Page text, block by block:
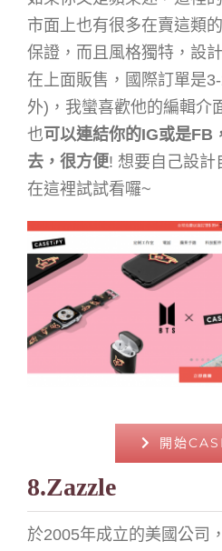
市面上也有很多在賣這類
保證，而且風格獨特，設
在上面販售，國際訂單是
外)，我蠻喜歡他的編輯介
也 可以連結你的IG或是FB
去，很方便! 想要自己設計
在這裡試試看囉~
開始
8.Zazzle
於2005年成立的美國公司